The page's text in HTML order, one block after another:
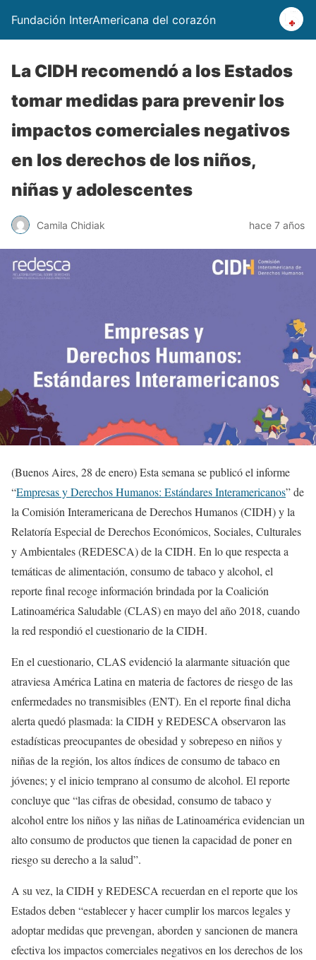
Fundación InterAmericana del corazón
La CIDH recomendó a los Estados
tomar medidas para prevenir los
impactos comerciales negativos
en los derechos de los niños,
niñas y adolescentes
Camila Chidiak hace 7 años
(Buenos Aires, 28 de enero) Esta semana se publicó el informe
“Empresas y Derechos Humanos: Estándares Interamericanos” de
la Comisión Interamericana de Derechos Humanos (CIDH) y la
Relatoría Especial de Derechos Económicos, Sociales, Culturales
y Ambientales (REDESCA) de la CIDH. En lo que respecta a
temáticas de alimentación, consumo de tabaco y alcohol, el
reporte final recoge información brindada por la Coalición
Latinoamérica Saludable (CLAS) en mayo del año 2018, cuando
la red respondió el cuestionario de la CIDH.
En el cuestionario, CLAS evidenció la alarmante situación que
atraviesa América Latina en materia de factores de riesgo de las
enfermedades no transmisibles (ENT). En el reporte final dicha
alerta quedó plasmada: la CIDH y REDESCA observaron las
estadísticas preocupantes de obesidad y sobrepeso en niños y
niñas de la región, los altos índices de consumo de tabaco en
jóvenes; y el inicio temprano al consumo de alcohol. El reporte
concluye que “las cifras de obesidad, consumo de tabaco y
alcohol entre los niños y las niñas de Latinoamérica evidencian un
alto consumo de productos que tienen la capacidad de poner en
riesgo su derecho a la salud”.
A su vez, la CIDH y REDESCA recuerdan en el reporte que los
Estados deben “establecer y hacer cumplir los marcos legales y
adoptar medidas que prevengan, aborden y sancionen de manera
efectiva los impactos comerciales negativos en los derechos de los